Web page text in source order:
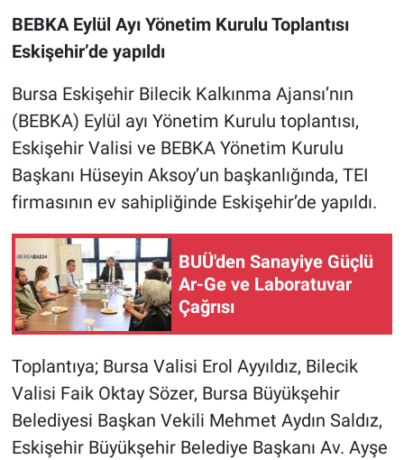
BEBKA Eylül Ayı Yönetim Kurulu Toplantısı
Eskişehir’de yapıldı
Bursa Eskişehir Bilecik Kalkınma Ajansı’nın
(BEBKA) Eylül ayı Yönetim Kurulu toplantısı,
Eskişehir Valisi ve BEBKA Yönetim Kurulu
Başkanı Hüseyin Aksoy’un başkanlığında, TEI
firmasının ev sahipliğinde Eskişehir’de yapıldı.
BUÜ'den Sanayiye Güçlü
Ar-Ge ve Laboratuvar
Çağrısı
Toplantıya; Bursa Valisi Erol Ayyıldız, Bilecik
Valisi Faik Oktay Sözer, Bursa Büyükşehir
Belediyesi Başkan Vekili Mehmet Aydın Saldız,
Eskişehir Büyükşehir Belediye Başkanı Av. Ayşe
Magazin
Siyaset
Yaşam
Spor
Nöbetçi Eczaneler